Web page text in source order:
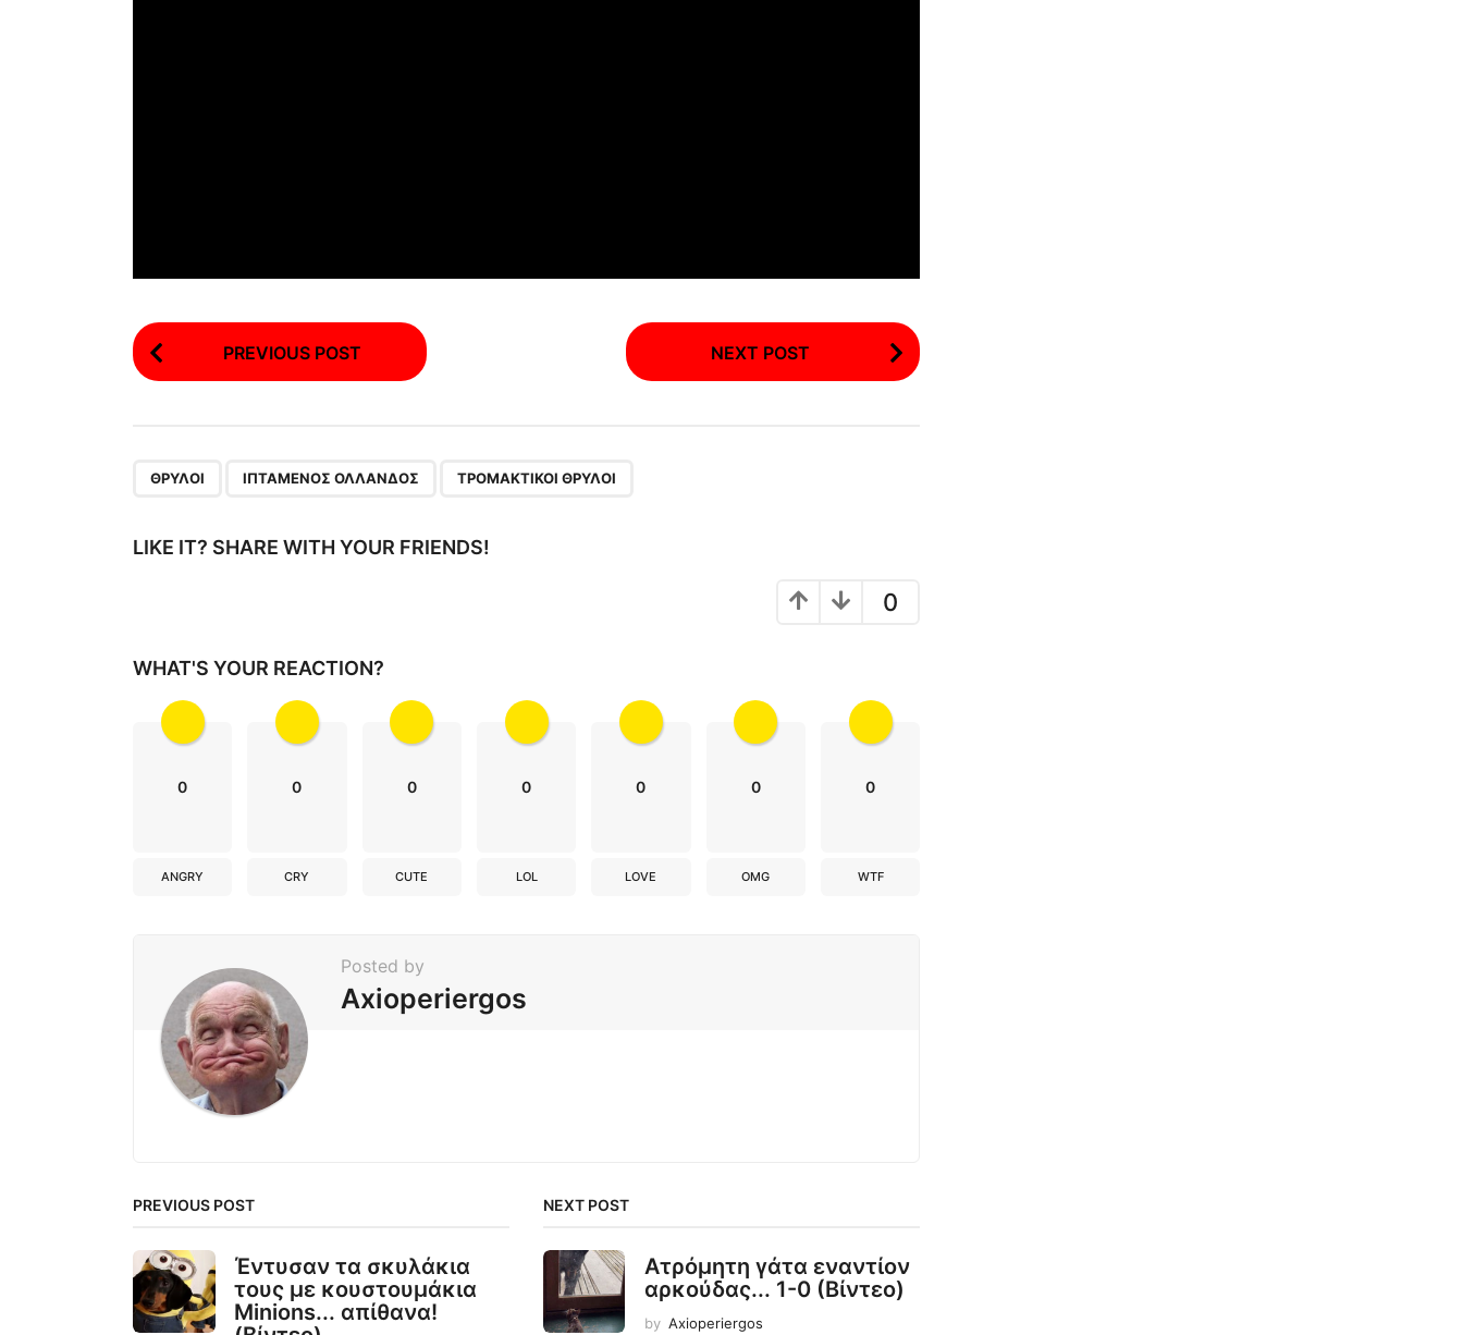
P
o
P
g
a
t
PREVIOUS POST NEXT POST
ΘΡΎΛΟΙ ΙΠΤΆΜΕΝΟΣ ΟΛΛΑΝΔΌΣ ΤΡΟΜΑΚΤΙΚΟΊ ΘΡΎΛΟΙ
LIKE IT? SHARE WITH YOUR FRIENDS!
0
WHAT'S YOUR REACTION?
0
ANGRY
0
CRY
0
CUTE
0
LOL
0
LOVE
0
OMG
0
WTF
Posted by
Axioperiergos
PREVIOUS POST
Έντυσαν τα σκυλάκια
τους με κουστουμάκια
Minions... απίθανα!
NEXT POST
Ατρόμητη γάτα εναντίον
αρκούδας... 1-0 (Βίντεο)
by Axioperiergos